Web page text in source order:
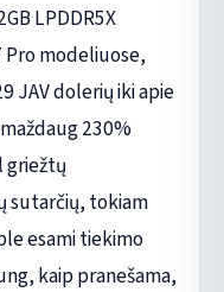
LPDDR5X
modeliuose,
JAV dolerių iki apie
230%
griežtų
sutarčių, tokiam
esami tiekimo
kaip pranešama,